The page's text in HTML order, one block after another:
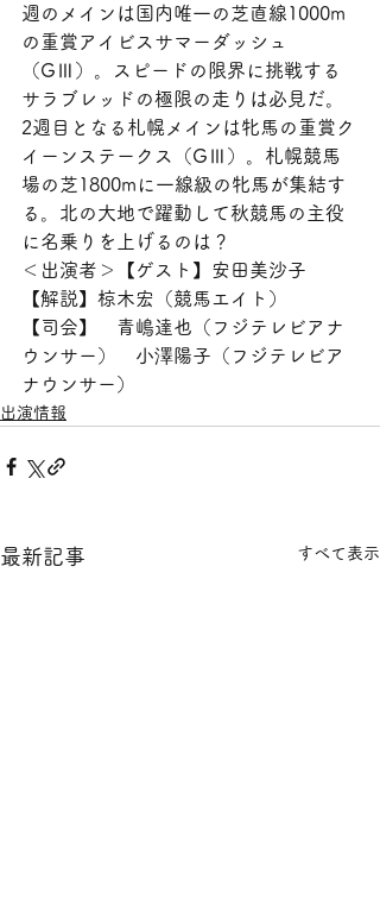
週のメインは国内唯一の芝直線1000m
の重賞アイビスサマーダッシュ
（GⅢ）。スピードの限界に挑戦する
サラブレッドの極限の走りは必見だ。
2週目となる札幌メインは牝馬の重賞ク
イーンステークス（GⅢ）。札幌競馬
場の芝1800mに一線級の牝馬が集結す
る。北の大地で躍動して秋競馬の主役
に名乗りを上げるのは？
＜出演者＞【ゲスト】安田美沙子
【解説】椋木宏（競馬エイト）
【司会】　青嶋達也（フジテレビアナ
ウンサー）　小澤陽子（フジテレビア
ナウンサー）
出演情報
最新記事 すべて表示